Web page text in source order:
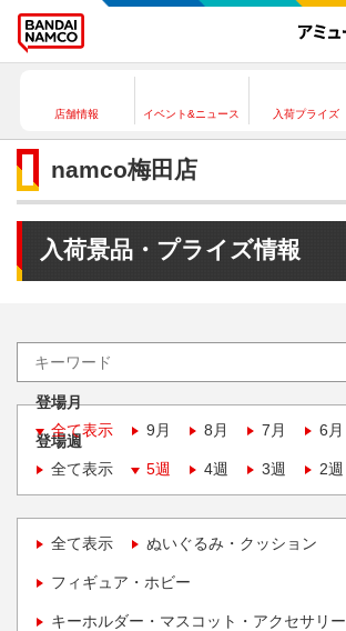
店舗情報 イベント&ニュース 入荷プライズ
namco梅田店
入荷景品・プライズ情報
登場月
全て表示
9月 8月 7月 6月
登場週
全て表示
5週 4週 3週 2週
全て表示 ぬいぐるみ・クッション
フィギュア・ホビー
キーホルダー・マスコット・アクセサリー